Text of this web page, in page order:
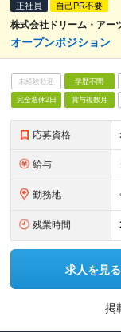
正社員 自己PR不要
株式会社ドリーム・アー
オープンポジション
未経験歓迎 学歴不問
完全週休2日 賞与複数月
応募資格
給与
勤務地
残業時間
求人を見る
掲